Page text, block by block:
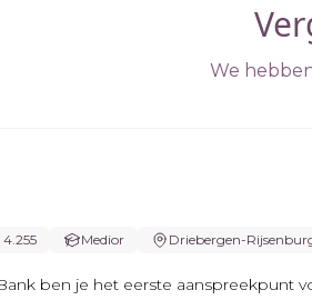
We
Medior Driebergen-
ben je het eerste aanspreekpunt